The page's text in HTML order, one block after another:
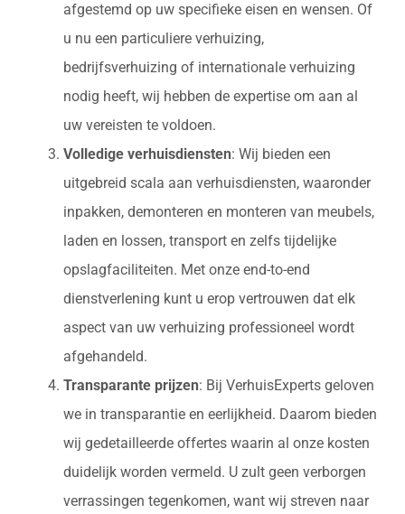
afgestemd op uw specifieke eisen en wensen. Of
u nu een particuliere verhuizing,
bedrijfsverhuizing of internationale verhuizing
nodig heeft, wij hebben de expertise om aan al
uw vereisten te voldoen.
Volledige verhuisdiensten: Wij bieden een
uitgebreid scala aan verhuisdiensten, waaronder
inpakken, demonteren en monteren van meubels,
laden en lossen, transport en zelfs tijdelijke
opslagfaciliteiten. Met onze end-to-end
dienstverlening kunt u erop vertrouwen dat elk
aspect van uw verhuizing professioneel wordt
afgehandeld.
Transparante prijzen: Bij VerhuisExperts geloven
we in transparantie en eerlijkheid. Daarom bieden
wij gedetailleerde offertes waarin al onze kosten
duidelijk worden vermeld. U zult geen verborgen
verrassingen tegenkomen, want wij streven naar